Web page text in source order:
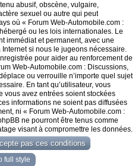
abusif, obscène, vulgaire,
sexuel ou autre qui peut
où « Forum Web-Automobile.com :
ou les lois internationales. Le
immédiat et permanent, avec une
si nous le jugeons nécessaire.
pour aider au renforcement de
Web-Automobile.com : Discussions,
ou verrouille n’importe quel sujet
En tant qu’utilisateur, vous
vous avez entrées soient stockées
informations ne soient pas diffusées
ni « Forum Web-Automobile.com :
ne pourront être tenus comme
visant à compromettre les données.
full style